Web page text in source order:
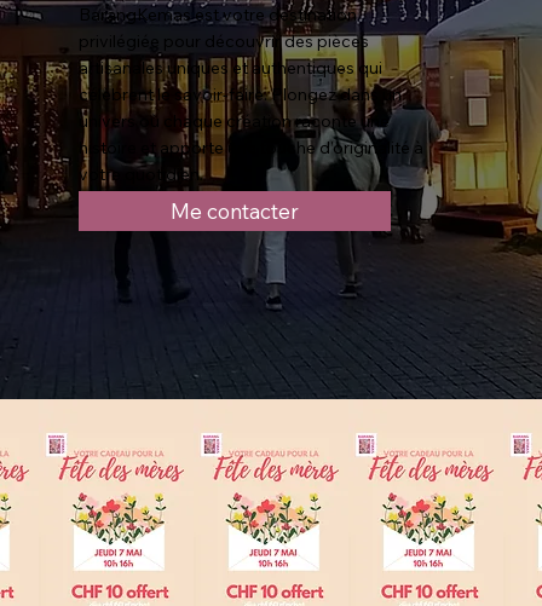
BarangKemas est votre destination
privilégiée pour découvrir des pièces
artisanales uniques et authentiques qui
célèbrent le savoir-faire. Plongez dans un
univers où chaque création raconte une
histoire et apporte une touche d’originalité à
votre quotidien.
Me contacter